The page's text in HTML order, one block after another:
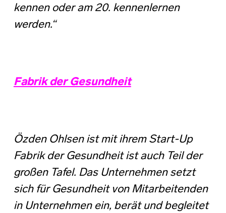
kennen oder am 20. kennenlernen
werden.“
Fabrik der Gesundheit
Özden Ohlsen ist mit ihrem Start-Up
Fabrik der Gesundheit ist auch Teil der
großen Tafel. Das Unternehmen setzt
sich für Gesundheit von Mitarbeitenden
in Unternehmen ein, berät und begleitet